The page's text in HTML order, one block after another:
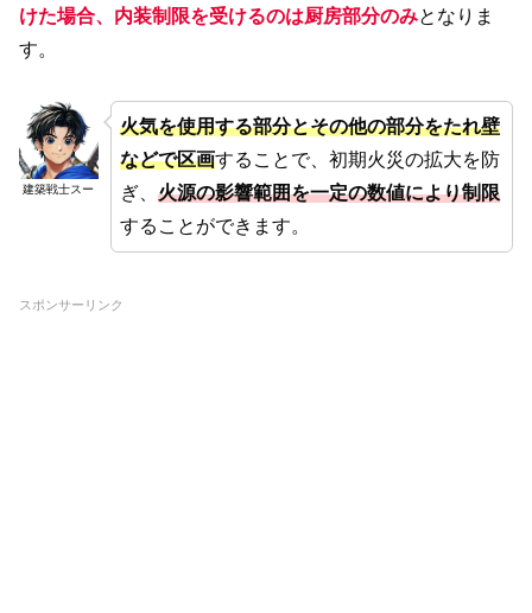
けた場合、内装制限を受けるのは厨房部分のみとなりま
す。
建築戦士スー
火気を使用する部分とその他の部分をたれ壁
などで区画することで、初期火災の拡大を防
ぎ、 火源の影響範囲を一定の数値により制限
することができます。
スポンサーリンク